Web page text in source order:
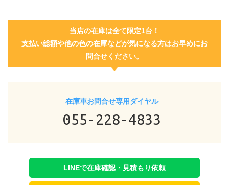
当店の在庫は全て限定1台！
支払い総額や他の色の在庫などが気になる方はお早めにお
問合せください。
在庫車お問合せ専用ダイヤル
055-228-4833
LINEで在庫確認・見積もり依頼